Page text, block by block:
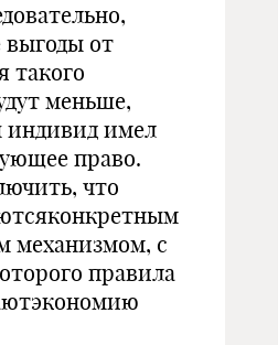
от
такого
меньше,
индивид имел
право.
что
механизмом, с
правила